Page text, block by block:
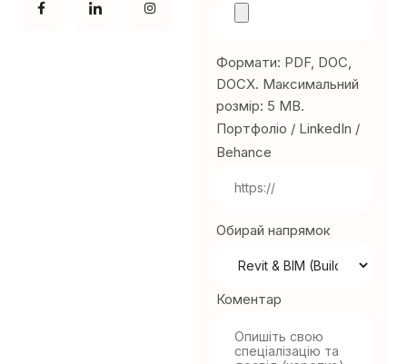
Формати: PDF, DOC,
DOCX. Максимальний
розмір: 5 MB.
Портфоліо / LinkedIn /
Behance
Обирай напрямок
Коментар